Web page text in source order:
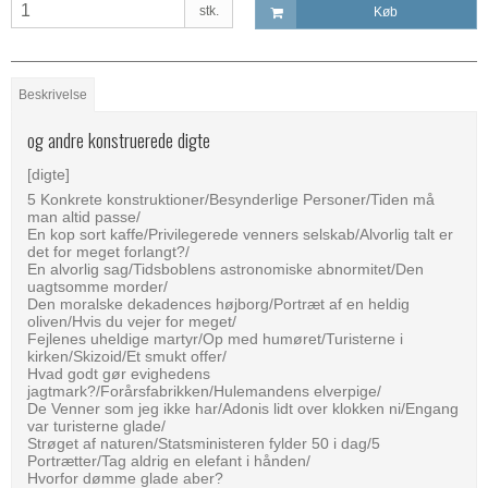
stk. Køb
Beskrivelse
og andre konstruerede digte
[digte]
5 Konkrete konstruktioner/Besynderlige Personer/Tiden må
man altid passe/
En kop sort kaffe/Privilegerede venners selskab/Alvorlig talt er
det for meget forlangt?/
En alvorlig sag/Tidsboblens astronomiske abnormitet/Den
uagtsomme morder/
Den moralske dekadences højborg/Portræt af en heldig
oliven/Hvis du vejer for meget/
Fejlenes uheldige martyr/Op med humøret/Turisterne i
kirken/Skizoid/Et smukt offer/
Hvad godt gør evighedens
jagtmark?/Forårsfabrikken/Hulemandens elverpige/
De Venner som jeg ikke har/Adonis lidt over klokken ni/Engang
var turisterne glade/
Strøget af naturen/Statsministeren fylder 50 i dag/5
Portrætter/Tag aldrig en elefant i hånden/
Hvorfor dømme glade aber?